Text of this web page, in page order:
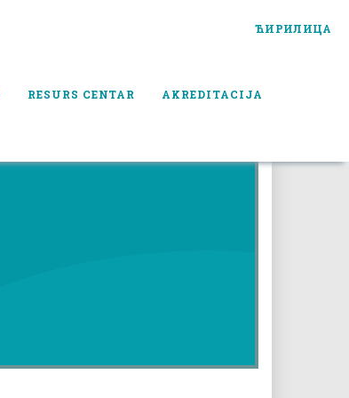
ЋИРИЛИЦА
RESURS CENTAR AKREDITACIJA